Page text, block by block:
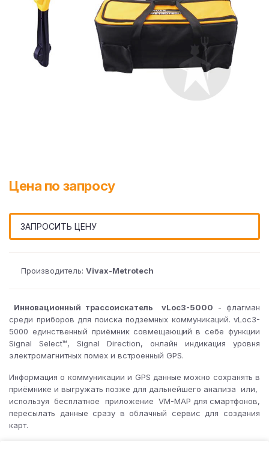
Цена по запросу
ЗАПРОСИТЬ ЦЕНУ
Производитель: Vivax-Metrotech
Инновационный трассоискатель vLoc3-5000 - флагман
среди приборов для поиска подземных коммуникаций. vLoc3-
5000 единственный приёмник совмещающий в себе функции
Signal Select™, Signal Direction, онлайн индикация уровня
электромагнитных помех и встроенный GPS.
Информация о коммуникации и GPS данные можно сохранять в
приёмнике и выгружать позже для дальнейшего анализа или,
используя бесплатное приложение VM-MAP для смартфонов,
пересылать данные сразу в облачный сервис для создания
карт.